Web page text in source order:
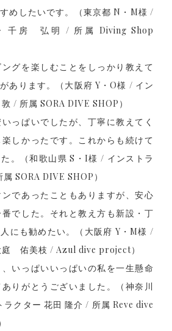
めしたいです。（東京都 N・M様 /
千房 弘明 / 所属 Diving Shop
ングを楽しむことをしっかり教えて
あります。（大阪府 Y・O様 / イン
/ 所属 SORA DIVE SHOP）
っぱいでしたが、丁寧に教えてく
しかったです。これからも続けて
。（和歌山県 S・I様 / インストラ
SORA DIVE SHOP）
ンであったこともありますが、安心
でした。それと教え方も新設・丁
にも勧めたい。（大阪府 Y・M様 /
庭 佑美枝 / Azul dive project）
、いっぱいいっぱいの私を一生懸命
りがとうございました。（神奈川
ラクター 花田 隆介 / 所属 Reve dive